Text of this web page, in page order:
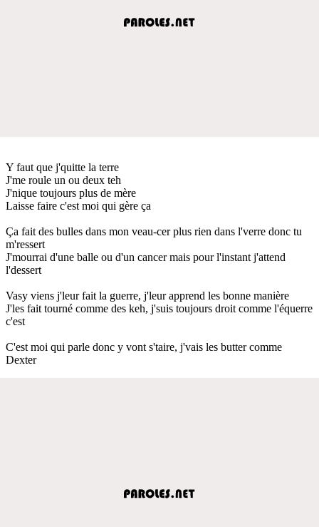
Y faut que j'quitte la terre
J'me roule un ou deux teh
J'nique toujours plus de mère
Laisse faire c'est moi qui gère ça
Ça fait des bulles dans mon veau-cer plus rien dans l'verre donc tu
m'ressert
J'mourrai d'une balle ou d'un cancer mais pour l'instant j'attend
l'dessert
Vasy viens j'leur fait la guerre, j'leur apprend les bonne manière
J'les fait tourné comme des keh, j'suis toujours droit comme l'équerre
c'est
C'est moi qui parle donc y vont s'taire, j'vais les butter comme
Dexter